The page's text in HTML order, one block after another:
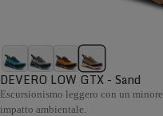
DEVERO LOW GTX - Sand
Escursionismo leggero con un minore
impatto ambientale.